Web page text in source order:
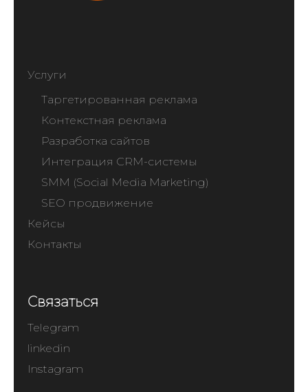
Услуги
Таргетированная реклама
Контекстная реклама
Разработка сайтов
Интеграция CRM-системы
SMM (Social Media Marketing)
SEO продвижение
Кейсы
Контакты
Связаться
Telegram
linkedin
Instagram